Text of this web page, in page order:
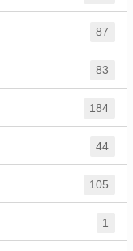
87
83
184
44
105
1